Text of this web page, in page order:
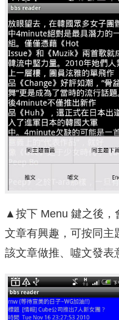
▲按下 Menu 鍵之後，
文章有興趣，可按同主
該文章做推、噓文發表